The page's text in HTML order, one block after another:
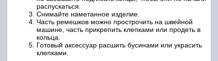
распускаться.
Снимайте наметанное изделие.
Часть ремешков можно прострочить на швейной
машине, часть прикрепить клепками или продеть в
кольца.
Готовый аксессуар расшить бусинами или украсить
клепками.